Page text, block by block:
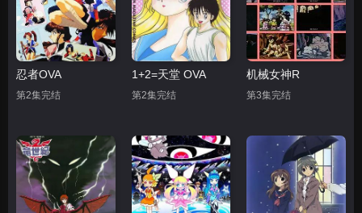
忍者OVA
第2集完结
1+2=天堂 OVA
第2集完结
机械女神R
第3集完结